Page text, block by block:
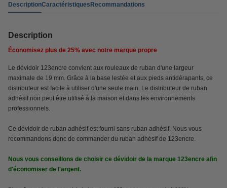
DescriptionCaractéristiquesRecommandations
Description
Économisez plus de 25% avec notre marque propre
Le dévidoir 123encre convient aux rouleaux de ruban d'une largeur
maximale de 19 mm. Grâce à la base lestée et aux pieds antidérapants, ce
distributeur est facile à utiliser d'une seule main. Le distributeur de ruban
adhésif noir peut être utilisé à la maison et dans les environnements
professionnels.
Ce dévidoir de ruban adhésif est fourni sans ruban adhésif. Nous vous
recommandons donc de commander du ruban adhésif de 123encre.
Nous vous conseillons de choisir ce dévidoir de la marque 123encre afin
d'économiser de l'argent.